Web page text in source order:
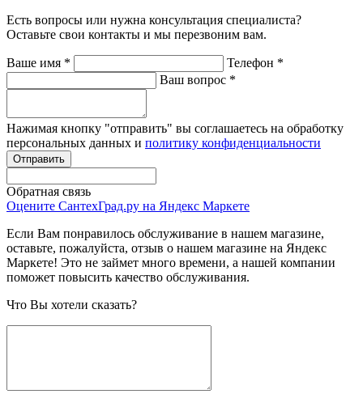
Есть вопросы или нужна консультация специалиста?
Оставьте свои контакты и мы перезвоним вам.
Ваше имя * Телефон *
Ваш вопрос *
Нажимая кнопку "отправить" вы соглашаетесь на обработку
персональных данных и политику конфиденциальности
Обратная связь
Оцените СантехГрад.ру на Яндекс Маркете
Если Вам понравилось обслуживание в нашем магазине,
оставьте, пожалуйста, отзыв о нашем магазине на Яндекс
Маркете! Это не займет много времени, а нашей компании
поможет повысить качество обслуживания.
Что Вы хотели сказать?